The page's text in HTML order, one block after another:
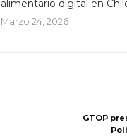
alimentario digital en
Marzo 24, 2026
GTOP